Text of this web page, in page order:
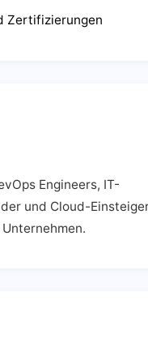
Zertifizierungen
Engineers, IT-
und Cloud-